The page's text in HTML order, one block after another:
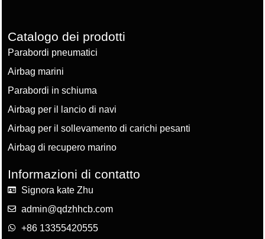
Catalogo dei prodotti
Parabordi pneumatici
Airbag marini
Parabordi in schiuma
Airbag per il lancio di navi
Airbag per il sollevamento di carichi pesanti
Airbag di recupero marino
Informazioni di contatto
Signora kate Zhu
admin@qdzhhcb.com
+86 13355420555